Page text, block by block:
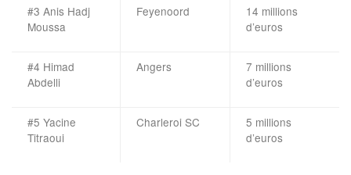
#3 Anis Hadj
Moussa
Feyenoord
14 millions
d’euros
#4 Himad
Abdelli
Angers
7 millions
d’euros
#5 Yacine
Titraoui
Charleroi SC
5 millions
d’euros